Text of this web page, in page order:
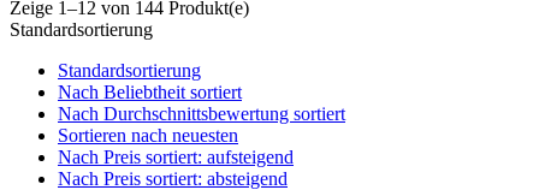
Zeige 1–12 von 144 Produkt(e)
Standardsortierung
Standardsortierung
Nach Beliebtheit sortiert
Nach Durchschnittsbewertung sortiert
Sortieren nach neuesten
Nach Preis sortiert: aufsteigend
Nach Preis sortiert: absteigend